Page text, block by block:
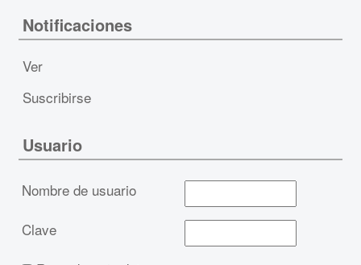
Notificaciones
Ver
Suscribirse
Usuario
Nombre de usuario
Clave